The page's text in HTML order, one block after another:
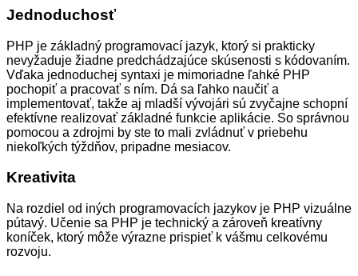
Jednoduchosť
PHP je základný programovací jazyk, ktorý si prakticky
nevyžaduje žiadne predchádzajúce skúsenosti s kódovaním.
Vďaka jednoduchej syntaxi je mimoriadne ľahké PHP
pochopiť a pracovať s ním. Dá sa ľahko naučiť a
implementovať, takže aj mladší vývojári sú zvyčajne schopní
efektívne realizovať základné funkcie aplikácie. So správnou
pomocou a zdrojmi by ste to mali zvládnuť v priebehu
niekoľkých týždňov, pripadne mesiacov.
Kreativita
Na rozdiel od iných programovacích jazykov je PHP vizuálne
pútavý. Učenie sa PHP je technický a zároveň kreatívny
koníček, ktorý môže výrazne prispieť k vášmu celkovému
rozvoju.